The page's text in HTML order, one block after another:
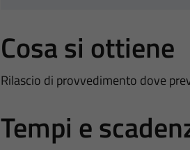
Cosa si ottiene
Rilascio di provvedimento dove
Tempi e